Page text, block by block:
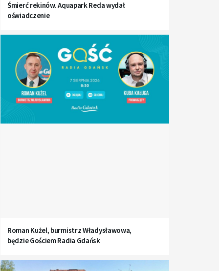
Śmierć rekinów. Aquapark Reda wydał
oświadczenie
Roman Kużel, burmistrz Władysławowa,
będzie Gościem Radia Gdańsk